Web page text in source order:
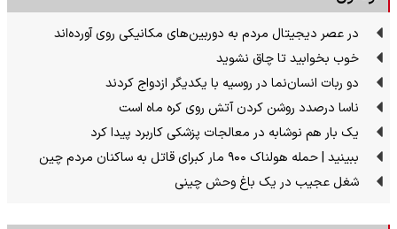
در عصر دیجیتال مردم به دوربین‌های مکانیکی روی آورده‌اند
خوب بخوابید تا چاق نشوید
دو ربات انسان‌نما در روسیه با یکدیگر ازدواج کردند
ناسا درصدد روشن کردن آتش روی کره ماه است
یک بار هم نوشابه در معالجات پزشکی کاربرد پیدا کرد
ببینید | حمله هولناک ۹۰۰ مار کبرای قاتل به ساکنان مردم چین
شغل عجیب در یک باغ وحش چینی